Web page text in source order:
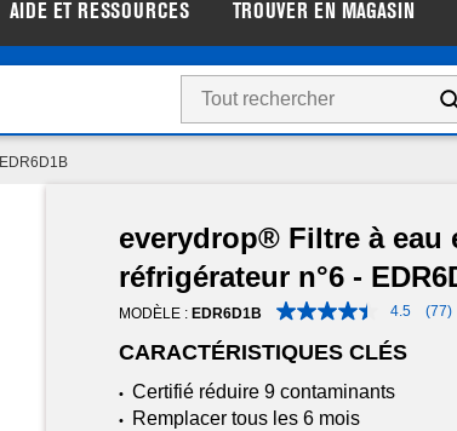
EDR6D1B
AIDE ET RESSOURCES TROUVER EN MAGASIN
everydrop® Filtre à eau
réfrigérateur n°6 -
MODÈLE : EDR6D1B 4.5 (77)
CARACTÉRISTIQUES CLÉS
• Certifié réduire 9 contaminants
• Remplacer tous les 6 mois